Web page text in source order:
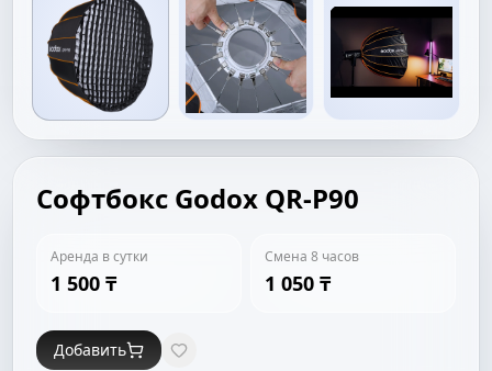
Софтбокс Godox QR-P90
Аренда в сутки
1 500 ₸
Смена 8 часов
1 050 ₸
Добавить